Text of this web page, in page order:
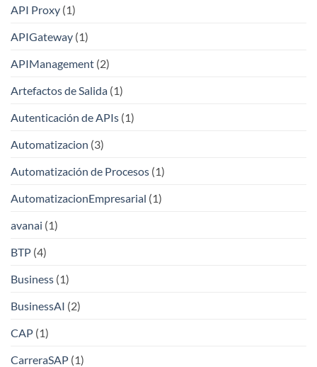
API Proxy (1)
APIGateway (1)
APIManagement (2)
Artefactos de Salida (1)
Autenticación de APIs (1)
Automatizacion (3)
Automatización de Procesos (1)
AutomatizacionEmpresarial (1)
avanai (1)
BTP (4)
Business (1)
BusinessAI (2)
CAP (1)
CarreraSAP (1)